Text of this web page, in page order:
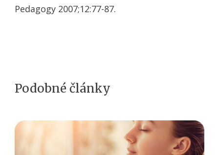
Pedagogy 2007;12:77-87.
Podobné články